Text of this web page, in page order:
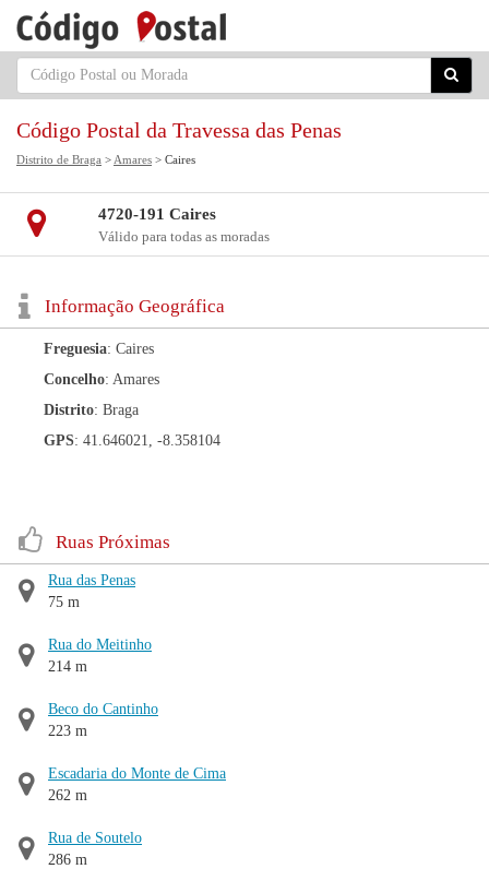
Código Postal da Travessa das Penas
Distrito de Braga > Amares > Caires
4720-191 Caires
Válido para todas as moradas
Informação Geográfica
Freguesia: Caires
Concelho: Amares
Distrito: Braga
GPS: 41.646021, -8.358104
Ruas Próximas
Rua das Penas
75 m
Rua do Meitinho
214 m
Beco do Cantinho
223 m
Escadaria do Monte de Cima
262 m
Rua de Soutelo
286 m